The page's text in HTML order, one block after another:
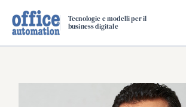
Tecnologie e modelli per il
business digitale
TAVOLE ROTONDE DI REDAZIONE